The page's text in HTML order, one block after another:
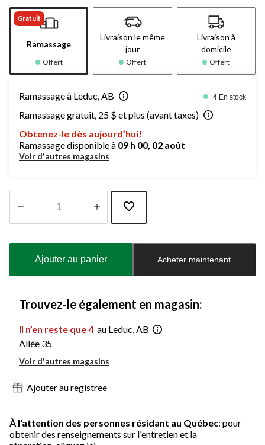
Gratuit
Ramassage
Offert
Livraison le même
jour
Offert
Livraison à
domicile
Offert
Ramassage à Leduc, AB 4 En stock
Ramassage gratuit, 25 $ et plus (avant taxes)
Obtenez-le dès aujourd’hui!
Ramassage disponible à 09 h 00, 02 août
Voir d'autres magasins
à
Ajouter au panier Acheter maintenant
Trouvez-le également en magasin:
Il n’en reste que 4 au Leduc, AB
Allée 35
Voir d'autres magasins
Ajouter au registree
À l'attention des personnes résidant au Québec: pour
obtenir des renseignements sur l'entretien et la